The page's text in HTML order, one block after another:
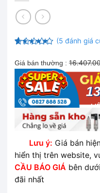
dựa trên
đánh giá
(5 đánh giá
Giá bán thường :
Lưu ý: Giá bán
hiển thị trên website,
CẦU BÁO GIÁ bên
đãi nhất